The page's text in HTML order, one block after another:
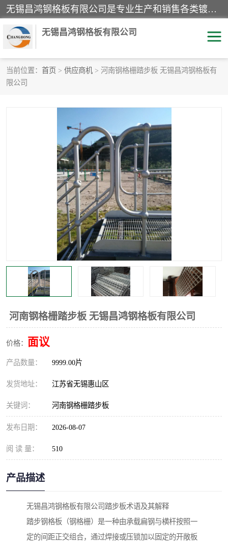
无锡昌鸿钢格板有限公司是专业生产和销售各类镀锌钢格板、镀锌钢格栅、不锈钢钢格及其相关产品的现代化企业。公司产品广泛运用于石油、化工、港口、电力、运输、造纸、医药、钢铁、食品、市政、房地产、制造业等各个领域。
无锡昌鸿钢格板有限公司
当前位置： 首页 > 供应商机 > 河南钢格栅踏步板 无锡昌鸿钢格板有
限公司
河南钢格栅踏步板 无锡昌鸿钢格板有限公司
价格： 面议
产品数量： 9999.00片
发货地址： 江苏省无锡惠山区
关键词： 河南钢格栅踏步板
发布日期： 2026-08-07
阅 读 量： 510
产品描述
无锡昌鸿钢格板有限公司踏步板术语及其解释
踏步钢格板（钢格栅）是一种由承载扁钢与横杆按照一
定的间距正交组合，通过焊接或压锁加以固定的开敞板
镀锌钢格板
钢格栅
钢格板
热镀锌钢格板 复合钢格板
钢格栅踏步板 插接钢格板